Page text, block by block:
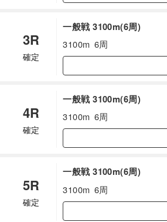
3R
確定
一般戦 3100m(6周)
3100m 6周
4R
確定
一般戦 3100m(6周)
3100m 6周
5R
確定
一般戦 3100m(6周)
3100m 6周